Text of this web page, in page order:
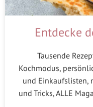
Entdecke
Tausende
Kochmodus,
und Einkaufslisten,
und Tricks, ALLE